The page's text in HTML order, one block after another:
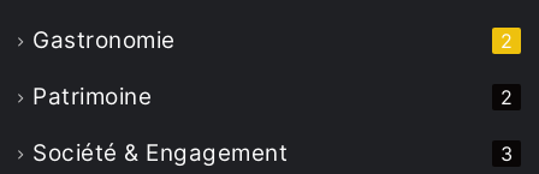
Gastronomie 2
Patrimoine 2
Société & Engagement 3